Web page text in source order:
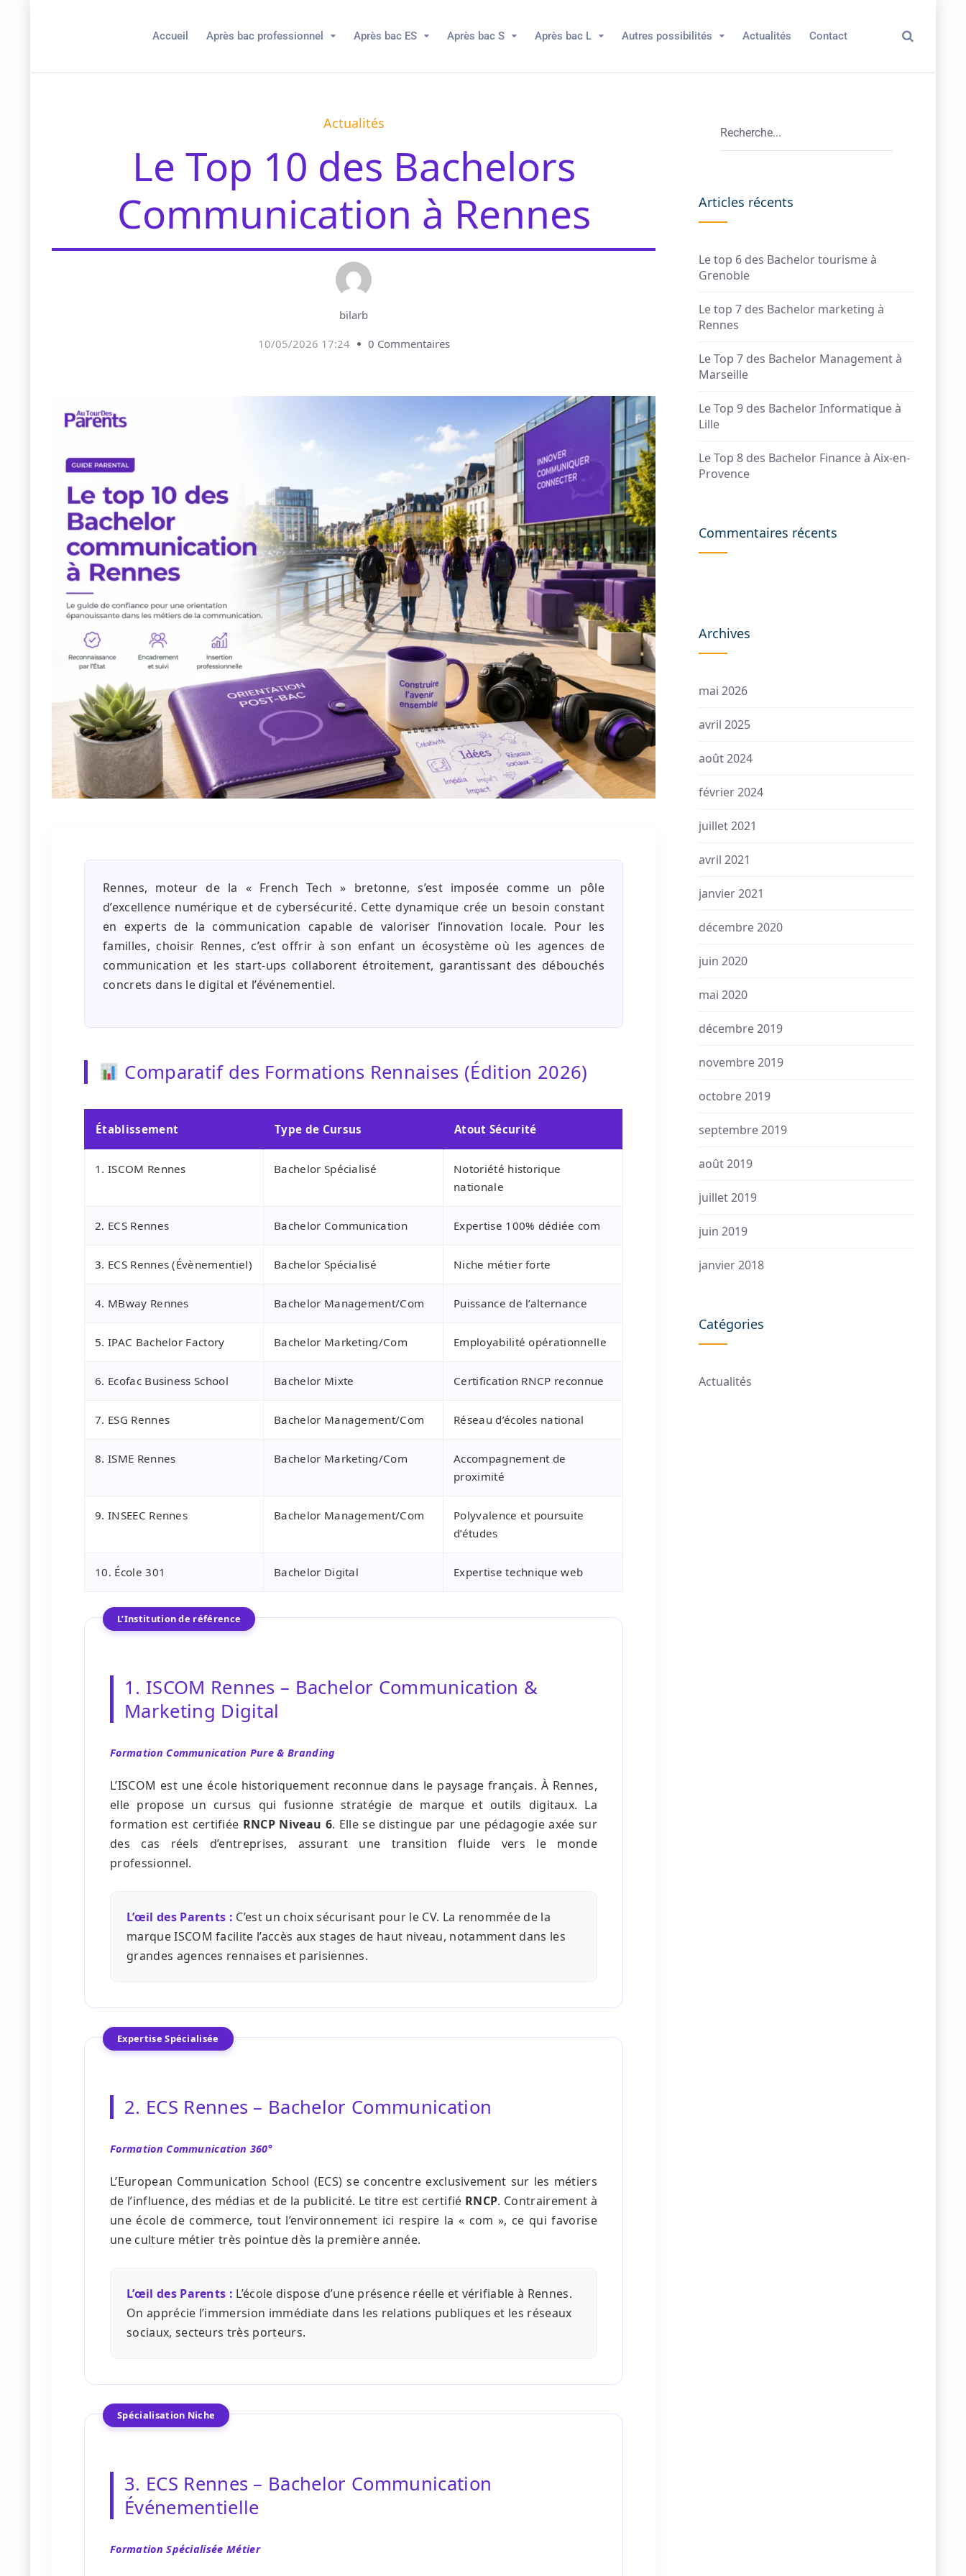
Accueil Après bac professionnel Après bac ES Après bac S Après bac L Autres possibilités Actualités Contact
Actualités
Le Top 10 des Bachelors
Communication à Rennes
bilarb
10/05/2026 17:24
0 Commentaires
Rennes, moteur de la « French Tech » bretonne, s’est imposée comme un pôle
d’excellence numérique et de cybersécurité. Cette dynamique crée un besoin constant
en experts de la communication capable de valoriser l’innovation locale. Pour les
familles, choisir Rennes, c’est offrir à son enfant un écosystème où les agences de
communication et les start-ups collaborent étroitement, garantissant des débouchés
concrets dans le digital et l’événementiel.
Comparatif des Formations Rennaises (Édition 2026)
Établissement Type de Cursus Atout Sécurité
1. ISCOM Rennes Bachelor Spécialisé
Notoriété historique
nationale
2. ECS Rennes Bachelor Communication Expertise 100% dédiée com
3. ECS Rennes (Évènementiel) Bachelor Spécialisé Niche métier forte
4. MBway Rennes Bachelor Management/Com Puissance de l’alternance
5. IPAC Bachelor Factory Bachelor Marketing/Com Employabilité opérationnelle
6. Ecofac Business School Bachelor Mixte Certification RNCP reconnue
7. ESG Rennes Bachelor Management/Com Réseau d’écoles national
8. ISME Rennes Bachelor Marketing/Com
Accompagnement de
proximité
9. INSEEC Rennes Bachelor Management/Com
Polyvalence et poursuite
d’études
10. École 301 Bachelor Digital Expertise technique web
L’Institution de référence
1. ISCOM Rennes – Bachelor Communication &
Marketing Digital
Formation Communication Pure & Branding
L’ISCOM est une école historiquement reconnue dans le paysage français. À Rennes,
elle propose un cursus qui fusionne stratégie de marque et outils digitaux. La
formation est certifiée RNCP Niveau 6. Elle se distingue par une pédagogie axée sur
des cas réels d’entreprises, assurant une transition fluide vers le monde
professionnel.
L’œil des Parents : C’est un choix sécurisant pour le CV. La renommée de la
marque ISCOM facilite l’accès aux stages de haut niveau, notamment dans les
grandes agences rennaises et parisiennes.
Expertise Spécialisée
2. ECS Rennes – Bachelor Communication
Formation Communication 360°
L’European Communication School (ECS) se concentre exclusivement sur les métiers
de l’influence, des médias et de la publicité. Le titre est certifié RNCP. Contrairement à
une école de commerce, tout l’environnement ici respire la « com », ce qui favorise
une culture métier très pointue dès la première année.
L’œil des Parents : L’école dispose d’une présence réelle et vérifiable à Rennes.
On apprécie l’immersion immédiate dans les relations publiques et les réseaux
sociaux, secteurs très porteurs.
Spécialisation Niche
3. ECS Rennes – Bachelor Communication
Événementielle
Formation Spécialisée Métier
Articles récents
Le top 6 des Bachelor tourisme à
Grenoble
Le top 7 des Bachelor marketing à
Rennes
Le Top 7 des Bachelor Management à
Marseille
Le Top 9 des Bachelor Informatique à
Lille
Le Top 8 des Bachelor Finance à Aix-en-
Provence
Commentaires récents
Archives
mai 2026
avril 2025
août 2024
février 2024
juillet 2021
avril 2021
janvier 2021
décembre 2020
juin 2020
mai 2020
décembre 2019
novembre 2019
octobre 2019
septembre 2019
août 2019
juillet 2019
juin 2019
janvier 2018
Catégories
Actualités